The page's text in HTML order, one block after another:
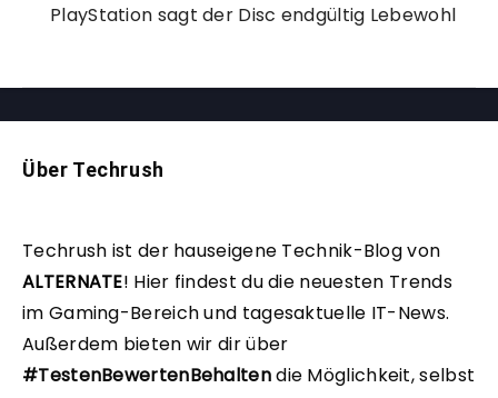
PlayStation sagt der Disc endgültig Lebewohl
Über Techrush
Techrush ist der hauseigene Technik-Blog von
ALTERNATE! Hier findest du die neuesten Trends
im Gaming-Bereich und tagesaktuelle IT-News.
Außerdem bieten wir dir über
#TestenBewertenBehaltendie Möglichkeit, selbst